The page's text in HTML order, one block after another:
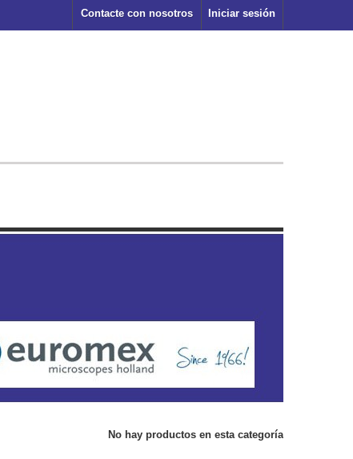
Iniciar sesión
Contacte con nosotros
No hay productos en esta categoría